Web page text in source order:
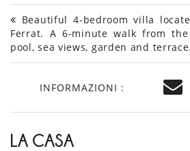
Beautiful 4-bedroom villa
Ferrat. A 6-minute walk from
pool, sea views, garden and terrace.
INFORMAZIONI :
LA CASA